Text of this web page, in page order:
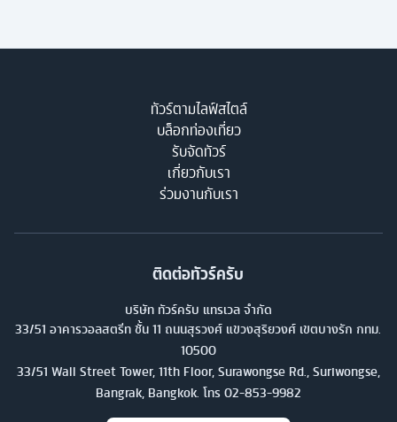
ทัวร์ตามไลฟ์สไตล์
บล็อกท่องเที่ยว
รับจัดทัวร์
เกี่ยวกับเรา
ร่วมงานกับเรา
ติดต่อทัวร์ครับ
บริษัท ทัวร์ครับ แทรเวล จำกัด
33/51 อาคารวอลสตรีท ชั้น 11 ถนนสุรวงศ์ แขวงสุริยวงศ์ เขตบางรัก กทม.
10500
33/51 Wall Street Tower, 11th Floor, Surawongse Rd., Suriwongse,
Bangrak, Bangkok. โทร 02-853-9982